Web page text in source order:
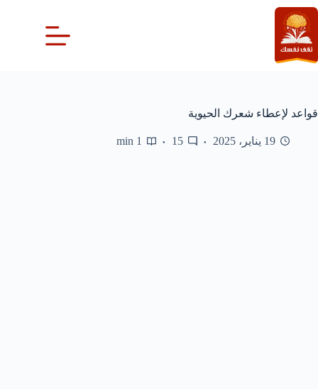
التجاوز
إلى
المحتوى
قواعد لإعطاء شعرك الحيوية
19 يناير، 2025 15
1 min